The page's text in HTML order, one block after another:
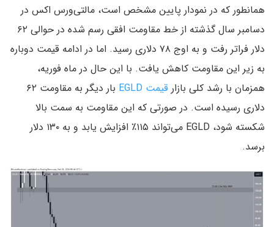
همانطور که در نمودار پایین مشخص است، مالتی‌ورس اکس در
دسامبر سال گذشته از خط مقاومت افقی رسم شده در حوالی ۶۲
دلار فراتر رفت و به اوج ۷۸ دلاری رسید. اما در ادامه قیمت دوباره
به زیر این مقاومت کاهش یافت. با این حال در ماه فوریه،
همزمان با رشد کلی بازار قیمت EGLD
بار دیگر به مقاومت ۶۲
دلاری رسیده است. در صورتی که این مقاومت به سمت بالا
شکسته شود، EGLD می‌تواند ۱۱۵٪ افزایش یابد و به ۱۳۰ دلار
برسد.